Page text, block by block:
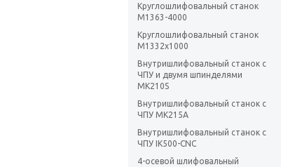
Круглошлифовальный станок
М1363-4000
Круглошлифовальный станок
М1332х1000
Внутришлифовальный станок с
ЧПУ и двумя шпинделями
МК210S
Внутришлифовальный станок с
ЧПУ MK215A
Внутришлифовальный станок с
ЧПУ IK500-CNC
4-осевой шлифовальный